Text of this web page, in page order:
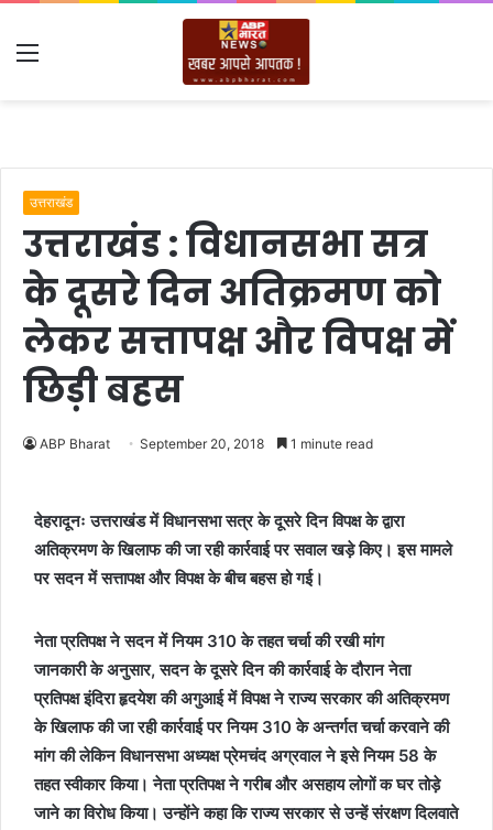
Menu
उत्तराखंड
उत्तराखंड : विधानसभा सत्र
के दूसरे दिन अतिक्रमण को
लेकर सत्तापक्ष और विपक्ष में
छिड़ी बहस
ABP Bharat September 20, 2018 1 minute read
देहरादूनः उत्तराखंड में विधानसभा सत्र के दूसरे दिन विपक्ष के द्वारा
अतिक्रमण के खिलाफ की जा रही कार्रवाई पर सवाल खड़े किए। इस मामले
पर सदन में सत्तापक्ष और विपक्ष के बीच बहस हो गई।
नेता प्रतिपक्ष ने सदन में नियम 310 के तहत चर्चा की रखी मांग
जानकारी के अनुसार, सदन के दूसरे दिन की कार्रवाई के दौरान नेता
प्रतिपक्ष इंदिरा हृदयेश की अगुआई में विपक्ष ने राज्य सरकार की अतिक्रमण
के खिलाफ की जा रही कार्रवाई पर नियम 310 के अन्तर्गत चर्चा करवाने की
मांग की लेकिन विधानसभा अध्यक्ष प्रेमचंद अग्रवाल ने इसे नियम 58 के
तहत स्वीकार किया। नेता प्रतिपक्ष ने गरीब और असहाय लोगों क घर तोड़े
जाने का विरोध किया। उन्होंने कहा कि राज्य सरकार से उन्हें संरक्षण दिलवाते